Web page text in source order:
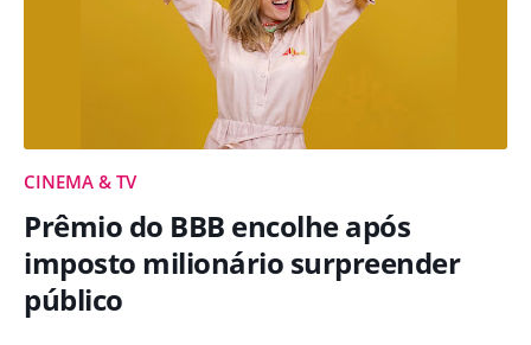
CINEMA & TV
Prêmio do BBB encolhe após
imposto milionário surpreender
público